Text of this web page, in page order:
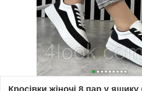
Кросівки жіночі 8 пар у ящику